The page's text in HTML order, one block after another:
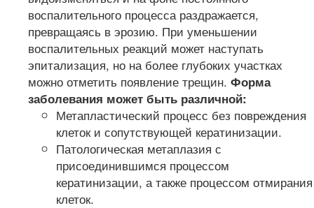
воспалительного процесса раздражается,
превращаясь в эрозию. При уменьшении
воспалительных реакций может наступать
эпитализация, но на более глубоких участках
можно отметить появление трещин. Форма
заболевания может быть различной:
Метапластический процесс без повреждения
клеток и сопутствующей кератинизации.
Патологическая метаплазия с
присоединившимся процессом
кератинизации, а также процессом отмирания
клеток.